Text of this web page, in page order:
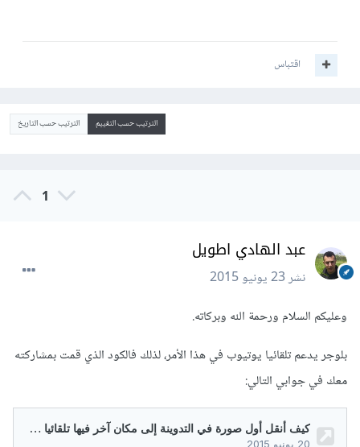
اقتباس
الترتيب حسب التقييم الترتيب حسب التاريخ
1
عبد الهادي اطويل
نشر23 يونيو 2015
وعليكم السلام ورحمة الله وبركاته.
بلوجر يدعم تلقائيا يوتيوب في هذا الأمر، لذلك فالكود الذي قمت بمشاركته
معك في جوابي التالي: